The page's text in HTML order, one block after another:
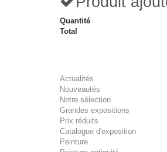
Quantité
Total
Actualités
Nouveautés
Notre sélection
Grandes expositions
Prix réduits
Catalogue d'exposition
Peinture